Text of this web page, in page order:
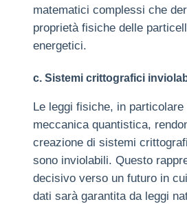
matematici complessi che
proprietà fisiche delle
energetici.
c. Sistemi crittografici
Le leggi fisiche, in particolare
meccanica quantistica,
creazione di sistemi
sono inviolabili. Questo
decisivo verso un futuro in
dati sarà garantita da leggi